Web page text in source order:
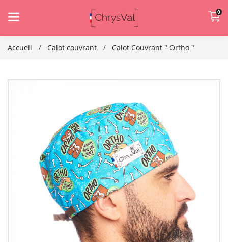
0
Accueil Calot couvrant Calot Couvrant " Ortho "